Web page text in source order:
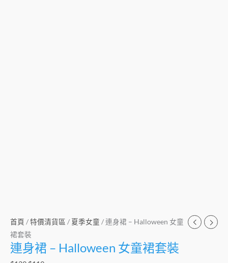
首頁 /特價清貨區 / 夏季女童 / 連身裙 – Halloween 女童
裙套裝
連身裙 – Halloween 女童裙套裝